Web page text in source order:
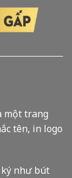
một trang
tên, in logo
như bút